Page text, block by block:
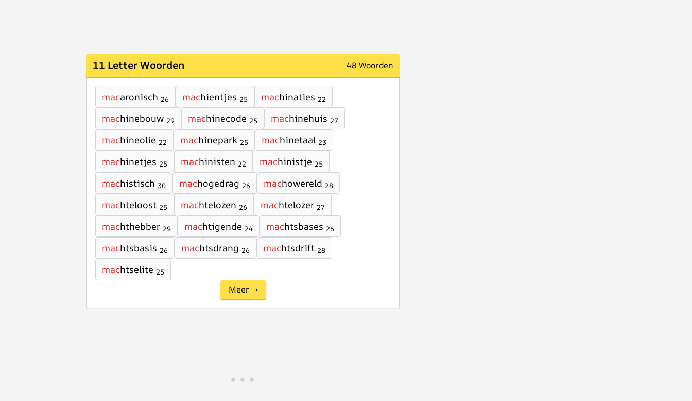
11 Letter Woorden 48 Woorden
macaronisch 26 machientjes 25 machinaties 22
machinebouw 29 machinecode 25 machinehuis 27
machineolie 22 machinepark 25 machinetaal 23
machinetjes 25 machinisten 22 machinistje 25
machistisch 30 machogedrag 26 machowereld 28
machteloost 25 machtelozen 26 machtelozer 27
machthebber 29 machtigende 24 machtsbases 26
machtsbasis 26 machtsdrang 26 machtsdrift 28
machtselite 25
Meer →